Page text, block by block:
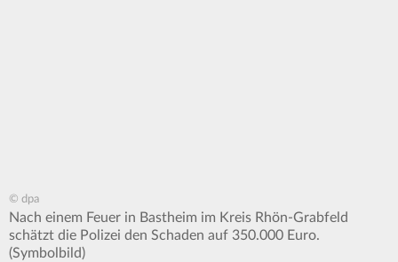
© dpa
Nach einem Feuer in Bastheim im Kreis Rhön-Grabfeld
schätzt die Polizei den Schaden auf 350.000 Euro.
(Symbolbild)